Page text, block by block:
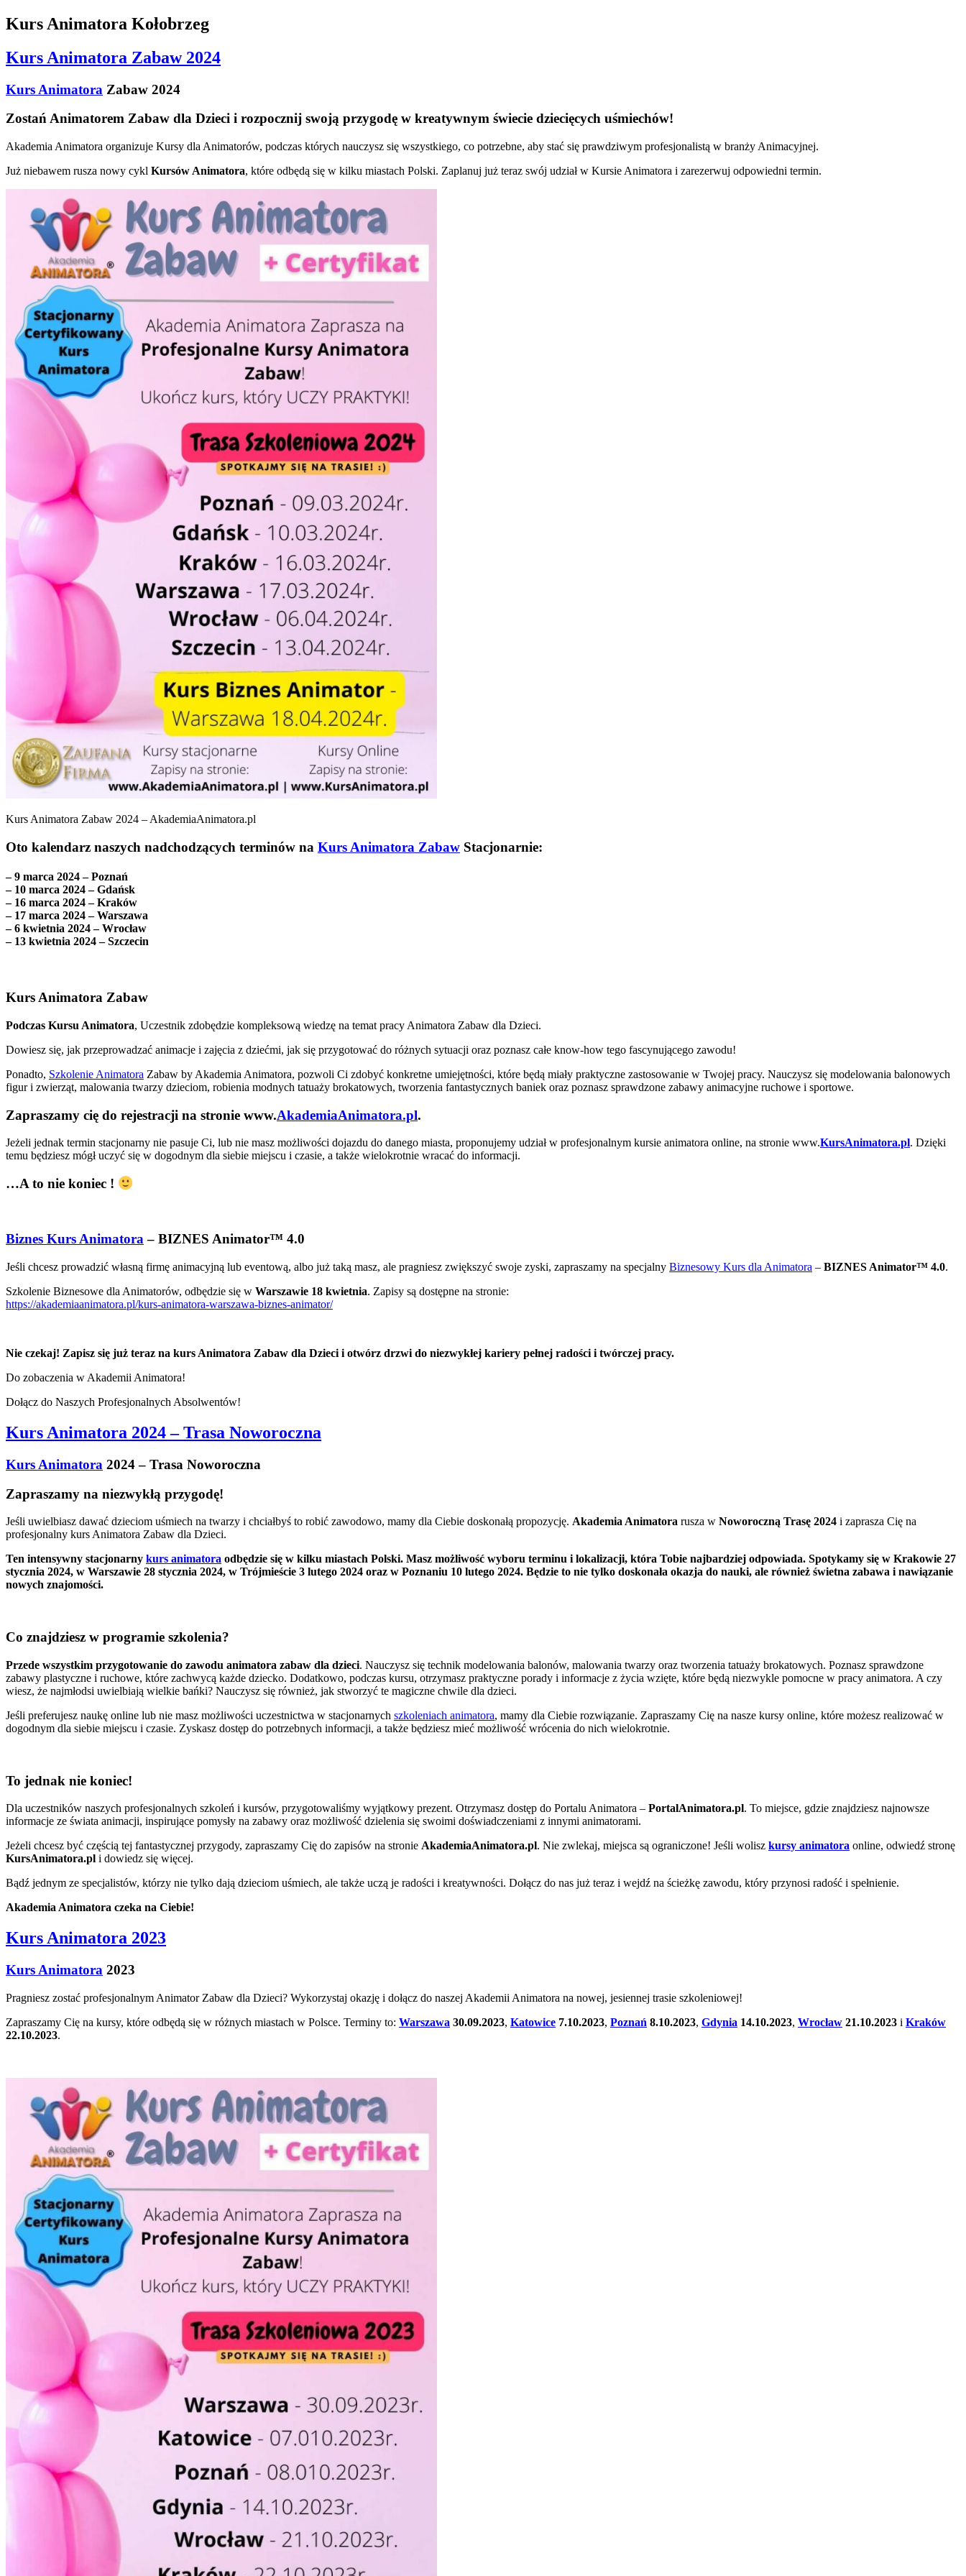
Kurs Animatora Kołobrzeg
Kurs Animatora Zabaw 2024
Kurs Animatora Zabaw 2024
Zostań Animatorem Zabaw dla Dzieci i rozpocznij swoją przygodę w kreatywnym świecie dziecięcych uśmiechów!
Akademia Animatora organizuje Kursy dla Animatorów, podczas których nauczysz się wszystkiego, co potrzebne, aby stać się prawdziwym profesjonalistą w branży Animacyjnej.
Już niebawem rusza nowy cykl Kursów Animatora, które odbędą się w kilku miastach Polski. Zaplanuj już teraz swój udział w Kursie Animatora i zarezerwuj odpowiedni termin.
Kurs Animatora Zabaw 2024 – AkademiaAnimatora.pl
Oto kalendarz naszych nadchodzących terminów na Kurs Animatora Zabaw Stacjonarnie:
– 9 marca 2024 – Poznań
– 10 marca 2024 – Gdańsk
– 16 marca 2024 – Kraków
– 17 marca 2024 – Warszawa
– 6 kwietnia 2024 – Wrocław
– 13 kwietnia 2024 – Szczecin
Kurs Animatora Zabaw
Podczas Kursu Animatora, Uczestnik zdobędzie kompleksową wiedzę na temat pracy Animatora Zabaw dla Dzieci.
Dowiesz się, jak przeprowadzać animacje i zajęcia z dziećmi, jak się przygotować do różnych sytuacji oraz poznasz całe know-how tego fascynującego zawodu!
Ponadto, Szkolenie Animatora Zabaw by Akademia Animatora, pozwoli Ci zdobyć konkretne umiejętności, które będą miały praktyczne zastosowanie w Twojej pracy. Nauczysz się modelowania balonowych
figur i zwierząt, malowania twarzy dzieciom, robienia modnych tatuaży brokatowych, tworzenia fantastycznych baniek oraz poznasz sprawdzone zabawy animacyjne ruchowe i sportowe.
Zapraszamy cię do rejestracji na stronie www.AkademiaAnimatora.pl.
Jeżeli jednak termin stacjonarny nie pasuje Ci, lub nie masz możliwości dojazdu do danego miasta, proponujemy udział w profesjonalnym kursie animatora online, na stronie www.KursAnimatora.pl. Dzięki
temu będziesz mógł uczyć się w dogodnym dla siebie miejscu i czasie, a także wielokrotnie wracać do informacji.
…A to nie koniec !
Biznes Kurs Animatora– BIZNES Animator™ 4.0
Jeśli chcesz prowadzić własną firmę animacyjną lub eventową, albo już taką masz, ale pragniesz zwiększyć swoje zyski, zapraszamy na specjalny Biznesowy Kurs dla Animatora – BIZNES Animator™ 4.0.
Szkolenie Biznesowe dla Animatorów, odbędzie się w Warszawie 18 kwietnia. Zapisy są dostępne na stronie:
https://akademiaanimatora.pl/kurs-animatora-warszawa-biznes-animator/
Nie czekaj! Zapisz się już teraz na kurs Animatora Zabaw dla Dzieci i otwórz drzwi do niezwykłej kariery pełnej radości i twórczej pracy.
Do zobaczenia w Akademii Animatora!
Dołącz do Naszych Profesjonalnych Absolwentów!
Kurs Animatora 2024 – Trasa Noworoczna
Kurs Animatora 2024 – Trasa Noworoczna
Zapraszamy na niezwykłą przygodę!
Jeśli uwielbiasz dawać dzieciom uśmiech na twarzy i chciałbyś to robić zawodowo, mamy dla Ciebie doskonałą propozycję. Akademia Animatora rusza w Noworoczną Trasę 2024 i zaprasza Cię na
profesjonalny kurs Animatora Zabaw dla Dzieci.
Ten intensywny stacjonarny kurs animatora odbędzie się w kilku miastach Polski. Masz możliwość wyboru terminu i lokalizacji, która Tobie najbardziej odpowiada. Spotykamy się w Krakowie 27
stycznia 2024, w Warszawie 28 stycznia 2024, w Trójmieście 3 lutego 2024 oraz w Poznaniu 10 lutego 2024. Będzie to nie tylko doskonała okazja do nauki, ale również świetna zabawa i nawiązanie
nowych znajomości.
Co znajdziesz w programie szkolenia?
Przede wszystkim przygotowanie do zawodu animatora zabaw dla dzieci. Nauczysz się technik modelowania balonów, malowania twarzy oraz tworzenia tatuaży brokatowych. Poznasz sprawdzone
zabawy plastyczne i ruchowe, które zachwycą każde dziecko. Dodatkowo, podczas kursu, otrzymasz praktyczne porady i informacje z życia wzięte, które będą niezwykle pomocne w pracy animatora. A czy
wiesz, że najmłodsi uwielbiają wielkie bańki? Nauczysz się również, jak stworzyć te magiczne chwile dla dzieci.
Jeśli preferujesz naukę online lub nie masz możliwości uczestnictwa w stacjonarnych szkoleniach animatora, mamy dla Ciebie rozwiązanie. Zapraszamy Cię na nasze kursy online, które możesz realizować w
dogodnym dla siebie miejscu i czasie. Zyskasz dostęp do potrzebnych informacji, a także będziesz mieć możliwość wrócenia do nich wielokrotnie.
To jednak nie koniec!
Dla uczestników naszych profesjonalnych szkoleń i kursów, przygotowaliśmy wyjątkowy prezent. Otrzymasz dostęp do Portalu Animatora – PortalAnimatora.pl. To miejsce, gdzie znajdziesz najnowsze
informacje ze świata animacji, inspirujące pomysły na zabawy oraz możliwość dzielenia się swoimi doświadczeniami z innymi animatorami.
Jeżeli chcesz być częścią tej fantastycznej przygody, zapraszamy Cię do zapisów na stronie AkademiaAnimatora.pl. Nie zwlekaj, miejsca są ograniczone! Jeśli wolisz kursy animatora online, odwiedź stronę
KursAnimatora.pl i dowiedz się więcej.
Bądź jednym ze specjalistów, którzy nie tylko dają dzieciom uśmiech, ale także uczą je radości i kreatywności. Dołącz do nas już teraz i wejdź na ścieżkę zawodu, który przynosi radość i spełnienie.
Akademia Animatora czeka na Ciebie!
Kurs Animatora 2023
Kurs Animatora 2023
Pragniesz zostać profesjonalnym Animator Zabaw dla Dzieci? Wykorzystaj okazję i dołącz do naszej Akademii Animatora na nowej, jesiennej trasie szkoleniowej!
Zapraszamy Cię na kursy, które odbędą się w różnych miastach w Polsce. Terminy to: Warszawa 30.09.2023, Katowice 7.10.2023, Poznań 8.10.2023, Gdynia 14.10.2023, Wrocław 21.10.2023 i Kraków
22.10.2023.